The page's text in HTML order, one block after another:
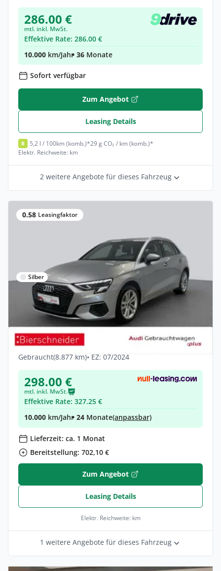
286.00 €
mtl. inkl. MwSt.
Effektive Rate: 286.00 €
10.000 km/Jahr• 36 Monate
Sofort verfügbar
Zum Angebot
Leasing Details
B 5,2 l / 100km (komb.)*29 g CO₂ / km (komb.)*
Elektr. Reichweite: km
2 weitere Angebote für dieses Fahrzeug
0.58 Leasingfaktor
Silber
Privat & Gewerbe
Audi A3 Sportback 40 TFSI e LED ACC CAM
NAVI SHZ
Hybrid •Automatik •204 PS (150 kW)
Gebraucht(8.877 km)• EZ: 07/2024
298.00 €
mtl. inkl. MwSt.
Effektive Rate: 327.25 €
10.000 km/Jahr• 24 Monate(anpassbar)
Lieferzeit: ca. 1 Monat
Bereitstellung: 702,10 €
Zum Angebot
Leasing Details
Elektr. Reichweite: km
1 weitere Angebote für dieses Fahrzeug